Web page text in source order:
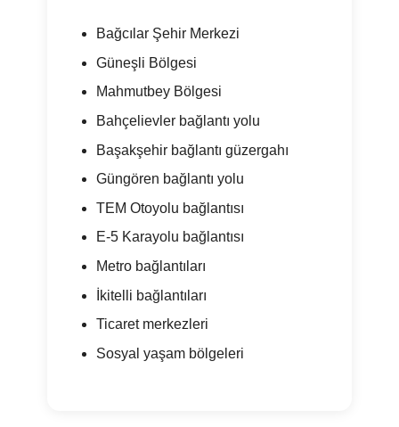
Bağcılar Şehir Merkezi
Güneşli Bölgesi
Mahmutbey Bölgesi
Bahçelievler bağlantı yolu
Başakşehir bağlantı güzergahı
Güngören bağlantı yolu
TEM Otoyolu bağlantısı
E-5 Karayolu bağlantısı
Metro bağlantıları
İkitelli bağlantıları
Ticaret merkezleri
Sosyal yaşam bölgeleri